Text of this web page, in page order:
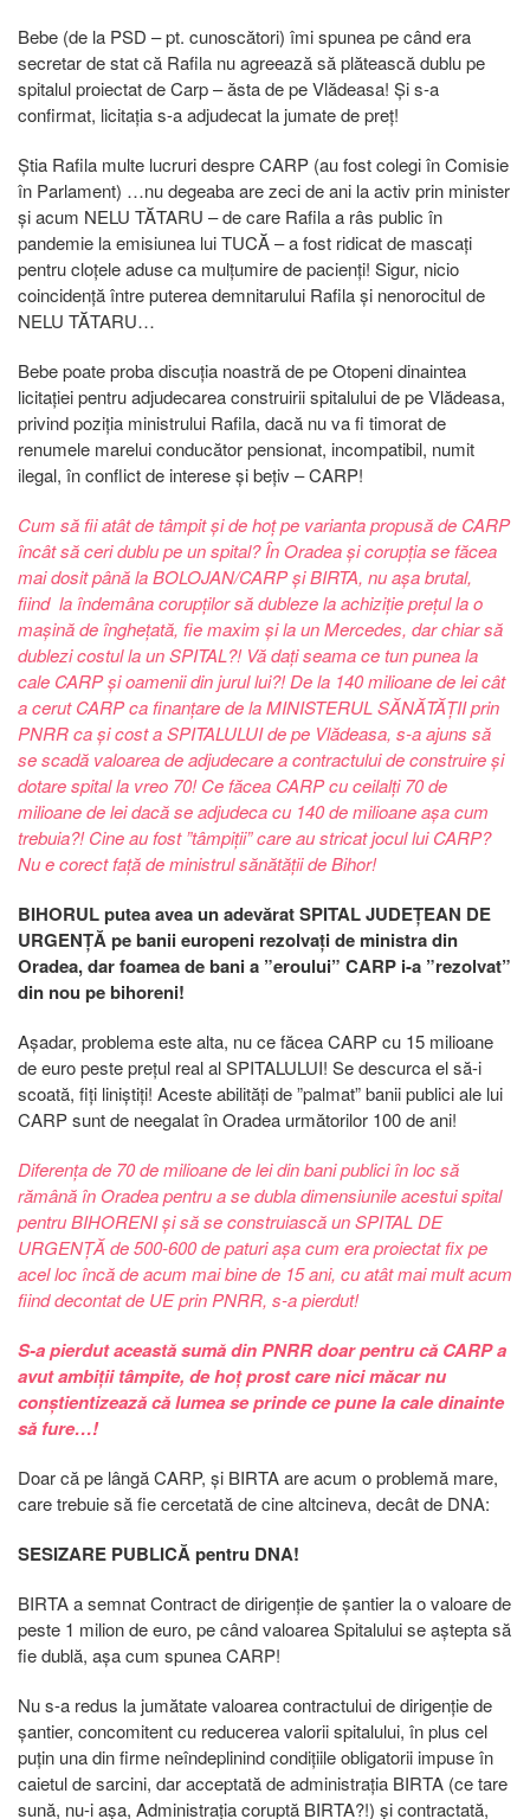
Bebe (de la PSD – pt. cunoscători) îmi spunea pe când era
secretar de stat că Rafila nu agreează să plătească dublu pe
spitalul proiectat de Carp – ăsta de pe Vlădeasa! Și s-a
confirmat, licitația s-a adjudecat la jumate de preț!
Știa Rafila multe lucruri despre CARP (au fost colegi în Comisie
în Parlament) …nu degeaba are zeci de ani la activ prin minister
și acum NELU TĂTARU – de care Rafila a râs public în
pandemie la emisiunea lui TUCĂ – a fost ridicat de mascați
pentru cloțele aduse ca mulțumire de pacienți! Sigur, nicio
coincidență între puterea demnitarului Rafila și nenorocitul de
NELU TĂTARU…
Bebe poate proba discuția noastră de pe Otopeni dinaintea
licitației pentru adjudecarea construirii spitalului de pe Vlădeasa,
privind poziția ministrului Rafila, dacă nu va fi timorat de
renumele marelui conducător pensionat, incompatibil, numit
ilegal, în conflict de interese și bețiv – CARP!
Cum să fii atât de tâmpit și de hoț pe varianta propusă de CARP
încât să ceri dublu pe un spital? În Oradea și corupția se făcea
mai dosit până la BOLOJAN/CARP și BIRTA, nu așa brutal,
fiind la îndemâna corupților să dubleze la achiziție prețul la o
mașină de înghețată, fie maxim și la un Mercedes, dar chiar să
dublezi costul la un SPITAL?! Vă dați seama ce tun punea la
cale CARP și oamenii din jurul lui?! De la 140 milioane de lei cât
a cerut CARP ca finanțare de la MINISTERUL SĂNĂTĂȚII prin
PNRR ca și cost a SPITALULUI de pe Vlădeasa, s-a ajuns să
se scadă valoarea de adjudecare a contractului de construire și
dotare spital la vreo 70! Ce făcea CARP cu ceilalți 70 de
milioane de lei dacă se adjudeca cu 140 de milioane așa cum
trebuia?! Cine au fost ”tâmpiții” care au stricat jocul lui CARP?
Nu e corect față de ministrul sănătății de Bihor!
BIHORUL putea avea un adevărat SPITAL JUDEȚEAN DE
URGENȚĂ pe banii europeni rezolvați de ministra din
Oradea, dar foamea de bani a ”eroului” CARP i-a ”rezolvat”
din nou pe bihoreni!
Așadar, problema este alta, nu ce făcea CARP cu 15 milioane
de euro peste prețul real al SPITALULUI! Se descurca el să-i
scoată, fiți liniștiți! Aceste abilități de ”palmat” banii publici ale lui
CARP sunt de neegalat în Oradea următorilor 100 de ani!
Diferența de 70 de milioane de lei din bani publici în loc să
rămână în Oradea pentru a se dubla dimensiunile acestui spital
pentru BIHORENI și să se construiască un SPITAL DE
URGENȚĂ de 500-600 de paturi așa cum era proiectat fix pe
acel loc încă de acum mai bine de 15 ani, cu atât mai mult acum
fiind decontat de UE prin PNRR, s-a pierdut!
S-a pierdut această sumă din PNRR doar pentru că CARP a
avut ambiții tâmpite, de hoț prost care nici măcar nu
conștientizează că lumea se prinde ce pune la cale dinainte
să fure…!
Doar că pe lângă CARP, și BIRTA are acum o problemă mare,
care trebuie să fie cercetată de cine altcineva, decât de DNA:
SESIZARE PUBLICĂ pentru DNA!
BIRTA a semnat Contract de dirigenție de șantier la o valoare de
peste 1 milion de euro, pe când valoarea Spitalului se aștepta să
fie dublă, așa cum spunea CARP!
Nu s-a redus la jumătate valoarea contractului de dirigenție de
șantier, concomitent cu reducerea valorii spitalului, în plus cel
puțin una din firme neîndeplinind condițiile obligatorii impuse în
caietul de sarcini, dar acceptată de administrația BIRTA (ce tare
sună, nu-i așa, Administrația coruptă BIRTA?!) și contractată,